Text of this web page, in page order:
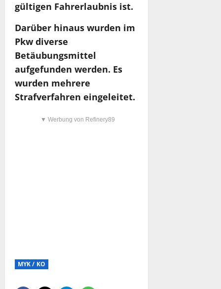
gültigen Fahrerlaubnis ist.
Darüber hinaus wurden im
Pkw diverse
Betäubungsmittel
aufgefunden werden. Es
wurden mehrere
Strafverfahren eingeleitet.
▼ Werbung von Refinery89
MYK / KO